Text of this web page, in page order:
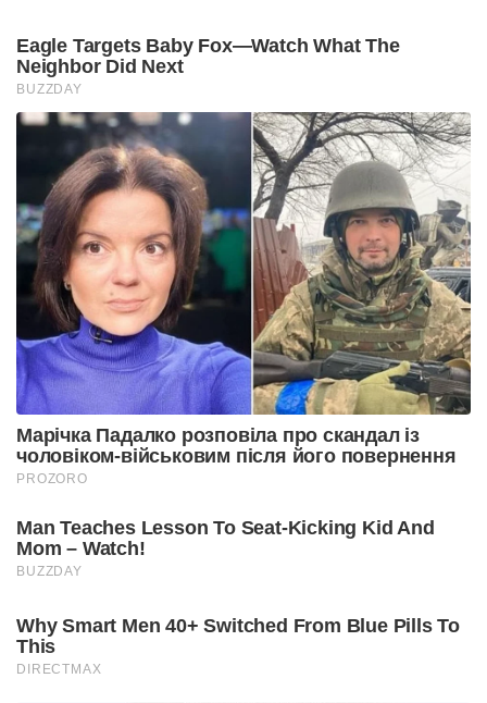
Eagle Targets Baby Fox—Watch What The
Neighbor Did Next
BUZZDAY
Марічка Падалко розповіла про скандал із
чоловіком-військовим після його повернення
PROZORO
Man Teaches Lesson To Seat-Kicking Kid And
Mom – Watch!
BUZZDAY
Why Smart Men 40+ Switched From Blue Pills To
This
DIRECTMAX